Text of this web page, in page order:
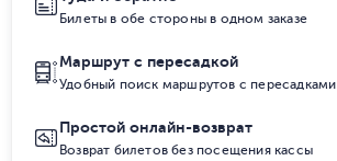
Билеты в обе стороны в одном заказе
Маршрут с пересадкой
Удобный поиск маршрутов с пересадками
Простой онлайн-возврат
Возврат билетов без посещения кассы